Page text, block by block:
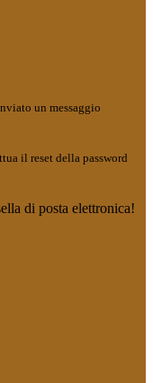
un messaggio
il reset della password
di posta elettronica!